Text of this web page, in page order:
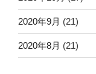
2020年9月 (21)
2020年8月 (21)